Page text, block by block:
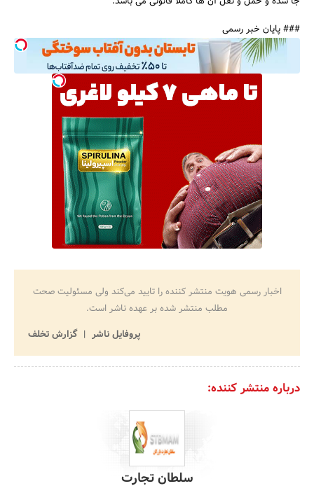
### پایان خبر رسمی
اخبار رسمی هویت منتشر کننده را تایید می‌کند ولی مسئولیت صحت
مطلب منتشر شده بر عهده ناشر است.
پروفایل ناشر
گزارش تخلف
درباره منتشر کننده:
سلطان تجارت